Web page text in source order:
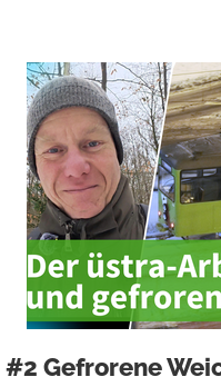
#2 Gefrorene